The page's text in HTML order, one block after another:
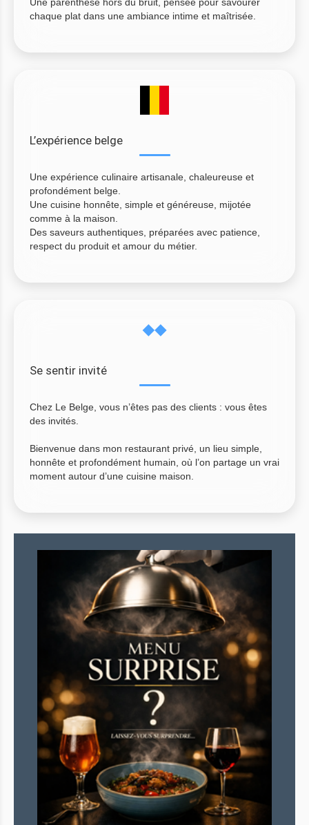
chaque plat dans une ambiance intime et maîtrisée.
L’expérience belge
Une expérience culinaire artisanale, chaleureuse et
profondément belge.
Une cuisine honnête, simple et généreuse, mijotée
comme à la maison.
Des saveurs authentiques, préparées avec patience,
respect du produit et amour du métier.
Se sentir invité
Chez Le Belge, vous n’êtes pas des clients : vous êtes
des invités.
Bienvenue dans mon restaurant privé, un lieu simple,
honnête et profondément humain, où l’on partage un vrai
moment autour d’une cuisine maison.